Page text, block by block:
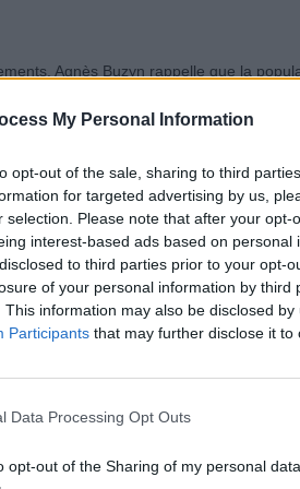
My Personal Information
opt-out of the sale, sharing to third
for targeted advertising by us,
selection. Please note that after your
interest-based ads based on
to third parties prior to your opt-
of your personal information by third
This information may also be disclosed
Participants that may further disclose it to
Data Processing Opt Outs
opt-out of the Sharing of my personal data.
Agnès Buzyn rappelle que la
pour l’instant.
pourraient survenir à l’avenir. La
contacts entre humains et animaux,
CE N’EST PAS
FAIT DE SE